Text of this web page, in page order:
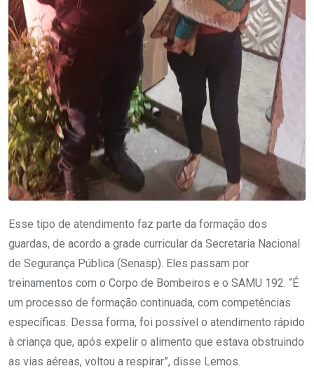
Esse tipo de atendimento faz parte da formação dos
guardas, de acordo a grade curricular da Secretaria Nacional
de Segurança Pública (Senasp). Eles passam por
treinamentos com o Corpo de Bombeiros e o SAMU 192. “É
um processo de formação continuada, com competências
específicas. Dessa forma, foi possível o atendimento rápido
à criança que, após expelir o alimento que estava obstruindo
as vias aéreas, voltou a respirar”, disse Lemos.